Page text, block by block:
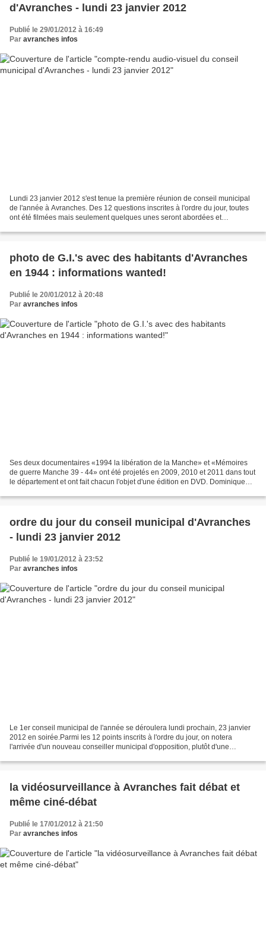
d'Avranches - lundi 23 janvier 2012
Publié le 29/01/2012 à 16:49
Par avranches infos
Lundi 23 janvier 2012 s'est tenue la première réunion de conseil municipal
de l'année à Avranches. Des 12 questions inscrites à l'ordre du jour, toutes
ont été filmées mais seulement quelques unes seront abordées et
photo de G.I.'s avec des habitants d'Avranches
en 1944 : informations wanted!
Publié le 20/01/2012 à 20:48
Par avranches infos
Ses deux documentaires «1994 la libération de la Manche» et «Mémoires
de guerre Manche 39 - 44» ont été projetés en 2009, 2010 et 2011 dans tout
le département et ont fait chacun l'objet d'une édition en DVD. Dominique
ordre du jour du conseil municipal d'Avranches
- lundi 23 janvier 2012
Publié le 19/01/2012 à 23:52
Par avranches infos
Le 1er conseil municipal de l'année se déroulera lundi prochain, 23 janvier
2012 en soirée.Parmi les 12 points inscrits à l'ordre du jour, on notera
l'arrivée d'un nouveau conseiller municipal d'opposition, plutôt d'une
la vidéosurveillance à Avranches fait débat et
même ciné-débat
Publié le 17/01/2012 à 21:50
Par avranches infos